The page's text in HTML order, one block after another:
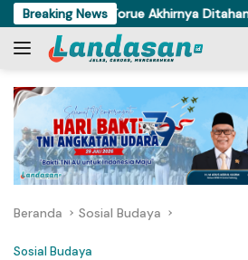
Langsung
ke
konten
Breaking News
Ayam di Torue Akhirnya Ditahan Polisi
Beranda Sosial Budaya
Sosial Budaya